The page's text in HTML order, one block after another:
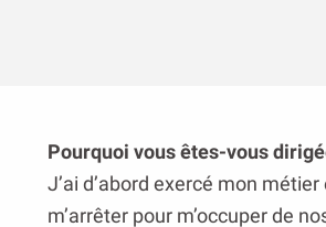
Pourquoi vous êtes-vous
J’ai d’abord exercé mon
m’arrêter pour m’occuper de